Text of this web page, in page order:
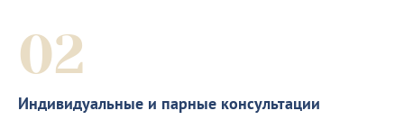
02
Индивидуальные и парные консультации